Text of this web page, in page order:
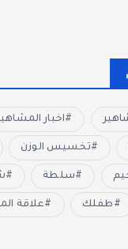
اخبار
تخسيس الوزن
سلطة
طفلك علاقة